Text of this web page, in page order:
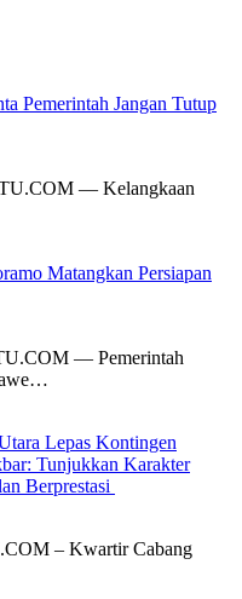
Pemerintah Jangan Tutup
— Kelangkaan
Matangkan Persiapan
— Pemerintah
Lepas Kontingen
Tunjukkan Karakter
Berprestasi
– Kwartir Cabang